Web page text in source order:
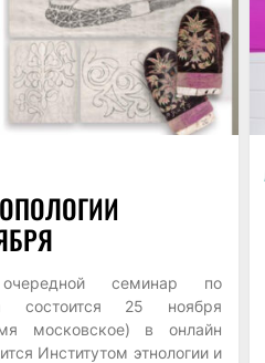
семинар по
состоится 25 ноября
московское) в онлайн
Институтом этнологии и